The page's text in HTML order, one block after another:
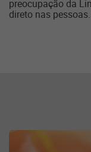
preocupação da
direto nas pessoas.